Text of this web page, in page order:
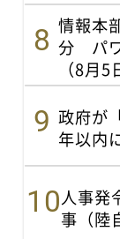
情報本
分 パ
（8月5
政府が
年以内
人事発
事（陸